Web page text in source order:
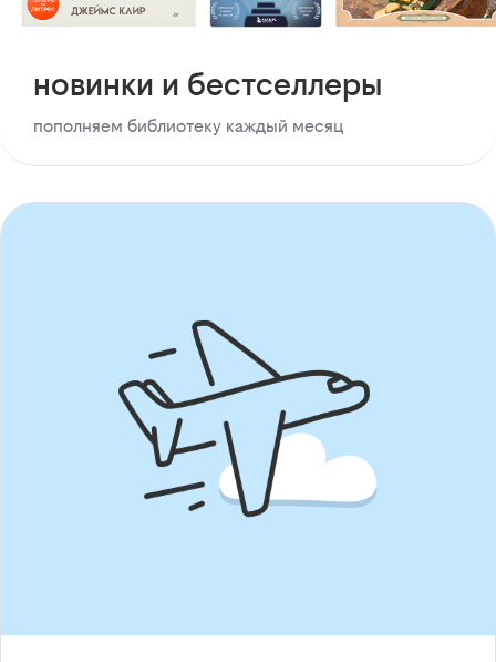
новинки и бестселлеры
пополняем библиотеку каждый месяц